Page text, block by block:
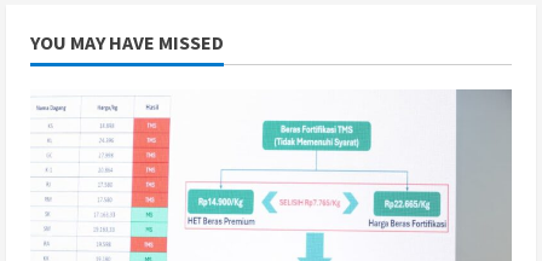
YOU MAY HAVE MISSED